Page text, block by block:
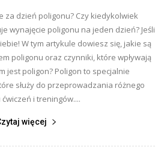
za dzień poligonu? Czy kiedykolwiek
wynajęcie poligonu na jeden dzień? Jeśli
W tym artykule dowiesz się, jakie są
poligonu oraz czynniki, które wpływają
jest poligon? Poligon to specjalnie
służy do przeprowadzania różnego
i treningów....
więcej